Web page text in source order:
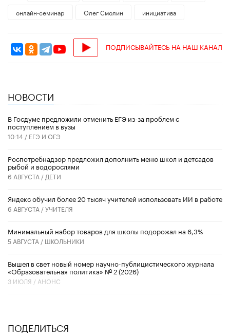
онлайн-семинар
Олег Смолин инициатива
ПОДПИСЫВАЙТЕСЬ НА НАШ КАНАЛ
НОВОСТИ
В Госдуме предложили отменить ЕГЭ из-за проблем с
поступлением в вузы
10:14 / ЕГЭ И ОГЭ
Роспотребнадзор предложил дополнить меню школ и детсадов
рыбой и водорослями
6 АВГУСТА / ДЕТИ
​Яндекс обучил более 20 тысяч учителей использовать ИИ в работе
6 АВГУСТА /УЧИТЕЛЯ
Минимальный набор товаров для школы подорожал на 6,3%
5 АВГУСТА / ШКОЛЬНИКИ
Вышел в свет новый номер научно-публицистического журнала
«Образовательная политика» № 2 (2026)
3 ИЮЛЯ / АНОНС
ПОДЕЛИТЬСЯ